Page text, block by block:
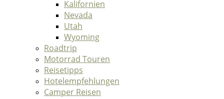
Kalifornien
Nevada
Utah
Wyoming
Roadtrip
Motorrad Touren
Reisetipps
Hotelempfehlungen
Camper Reisen